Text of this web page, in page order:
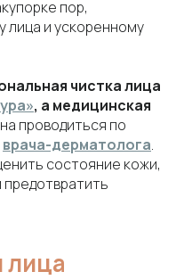
пор,
лица и ускоренному
чистка лица
, а медицинская
проводиться по
врача-дерматолога.
состояние кожи,
лица